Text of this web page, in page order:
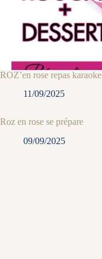
ROZ’en rose repas karaoke
11/09/2025
Roz en rose se prépare
09/09/2025